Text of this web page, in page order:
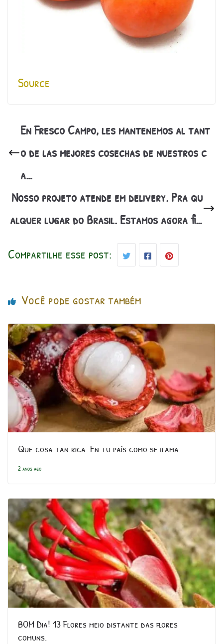
Source
En Fresco Campo, les mantenemos al tant
o de las mejores cosechas de nuestros c
a…
Nosso projeto atende em delivery. Pra qu
alquer lugar do Brasil. Estamos agora fi…
Compartilhe esse post:
Você pode gostar também
Que cosa tan rica. En tu país como se llama
2 anos ago
BOM Dia! 13 Flores meio distante das flores
comuns.